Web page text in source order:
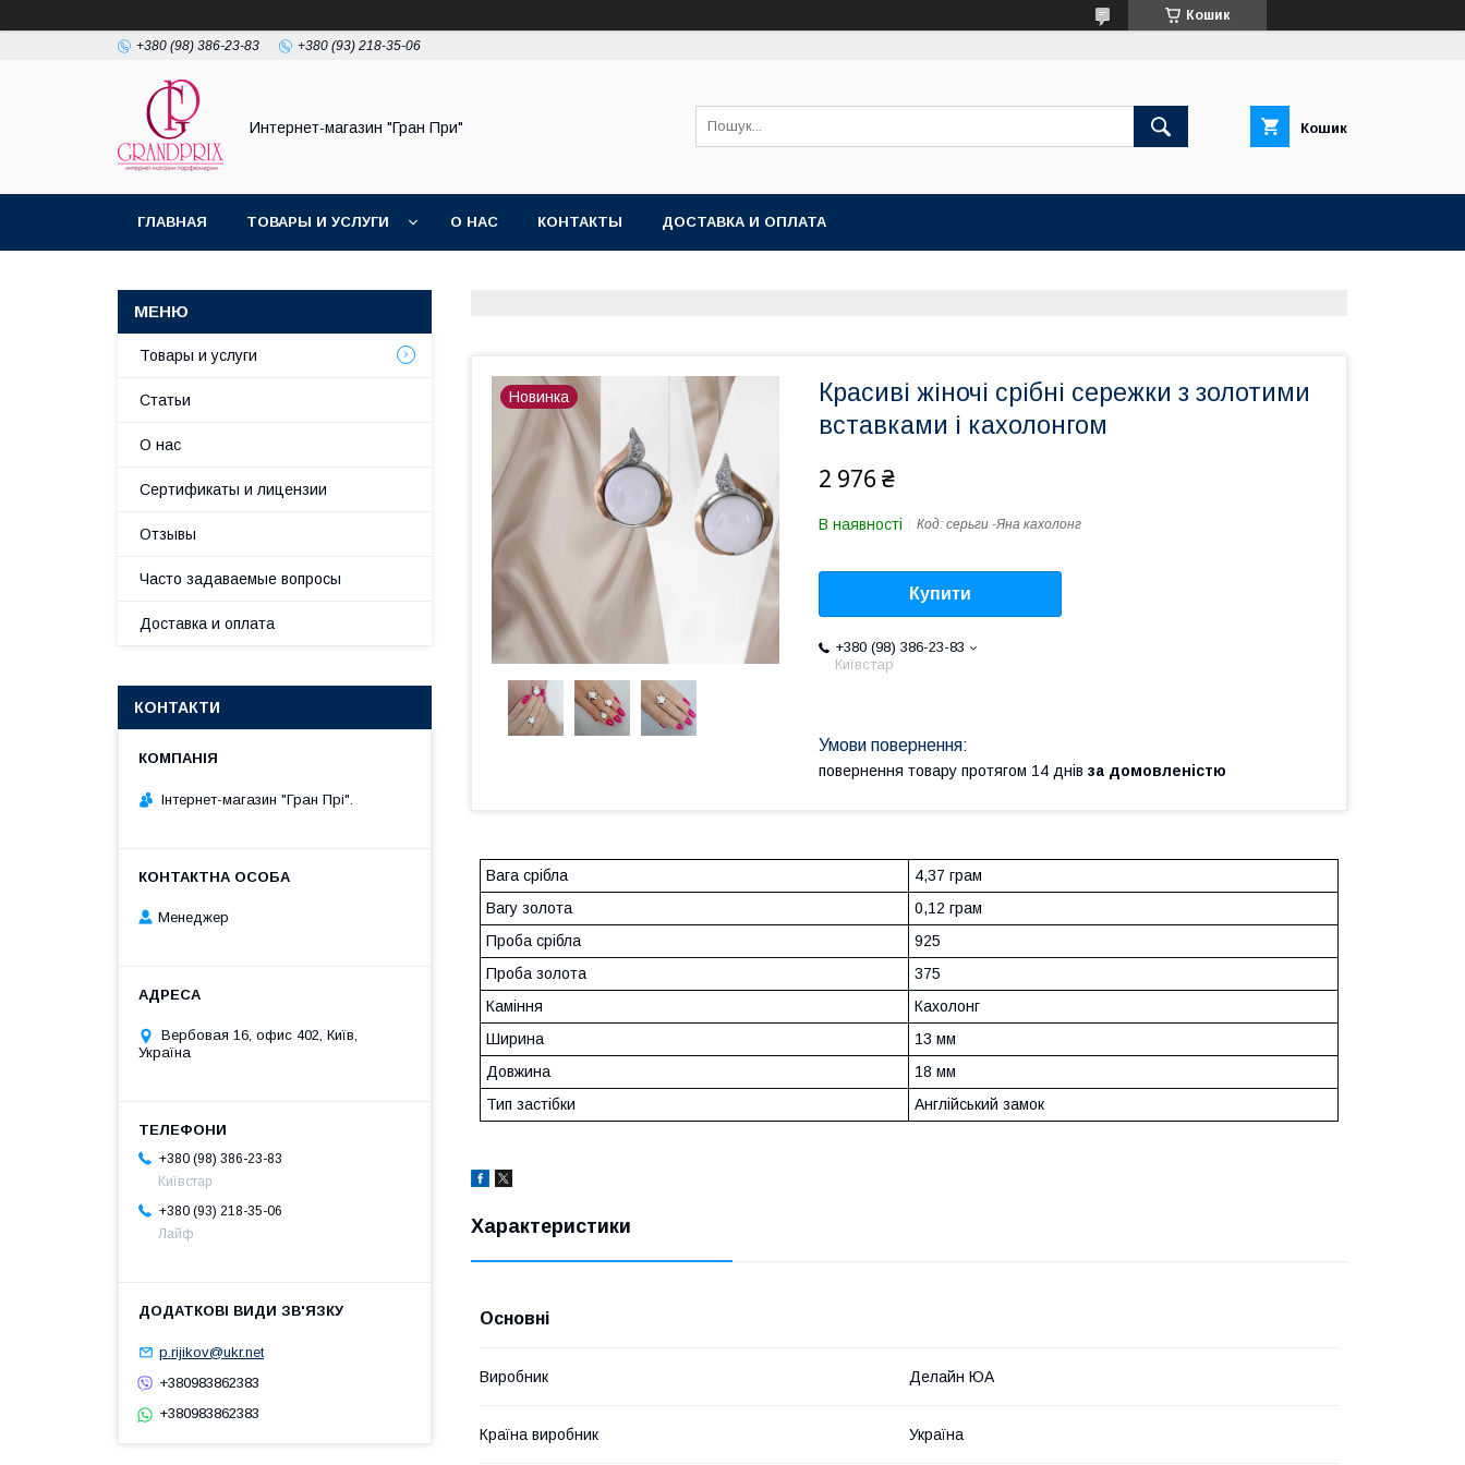
Кошик
+380 (98) 386-23-83 +380 (93) 218-35-06
Интернет-магазин "Гран При" Кошик
ГЛАВНАЯ ТОВАРЫ И УСЛУГИ О НАС КОНТАКТЫ ДОСТАВКА И ОПЛАТА
Новинка
Красиві жіночі срібні сережки з золотими
вставками і кахолонгом
2 976 ₴
В наявності Код: серьги -Яна кахолонг
Купити
+380 (98) 386-23-83
Київстар
повернення товару протягом 14 днів за домовленістю
Вага срібла
4,37 грам
Вагу золота
0,12 грам
Проба срібла
925
Проба золота
375
Каміння
Кахолонг
Ширина
13 мм
Довжина
18 мм
Тип застібки
Англійський замок
Характеристики
Основні
Виробник Делайн ЮА
Країна виробник Україна
Товары и услуги
Статьи
О нас
Сертификаты и лицензии
Отзывы
Часто задаваемые вопросы
Доставка и оплата
КОНТАКТИ
Інтернет-магазин "Гран Прі".
Менеджер
Вербовая 16, офис 402, Київ,
Україна
+380 (98) 386-23-83
Київстар
+380 (93) 218-35-06
Лайф
p.rijikov@ukr.net
+380983862383
+380983862383